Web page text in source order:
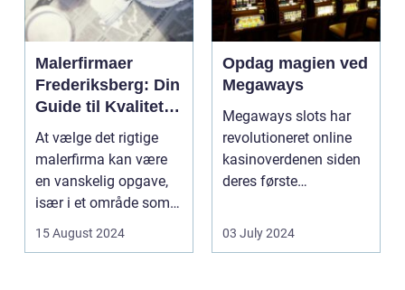
Malerfirmaer
Frederiksberg: Din
Guide til Kvalitet
og Service
At vælge det rigtige
malerfirma kan være
en vanskelig opgave,
især i et område som
15 August 2024
Opdag magien ved
Megaways
Megaways slots har
revolutioneret online
kasinoverdenen siden
deres første
spillea...
03 July 2024